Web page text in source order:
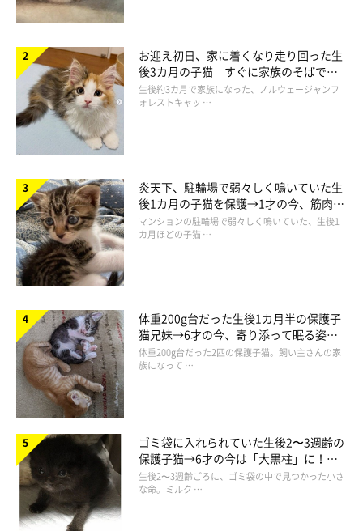
お迎え初日、家に着くなり走り回った生
後3カ月の子猫 すぐに家族のそばで落
ち着く姿に「迎えてよかった」
生後約3カ月で家族になった、ノルウェージャンフ
ォレストキャッ …
炎天下、駐輪場で弱々しく鳴いていた生
後1カ月の子猫を保護→1才の今、筋肉質
でツンデレなコに成長
マンションの駐輪場で弱々しく鳴いていた、生後1
カ月ほどの子猫 …
体重200g台だった生後1カ月半の保護子
猫兄妹→6才の今、寄り添って眠る姿に
ほっこり！
体重200g台だった2匹の保護子猫。飼い主さんの家
族になって …
ゴミ袋に入れられていた生後2〜3週齢の
保護子猫→6才の今は「大黒柱」に！
美しい黒猫に成長した姿にグッとくる
生後2〜3週齢ごろに、ゴミ袋の中で見つかった小さ
な命。ミルク …